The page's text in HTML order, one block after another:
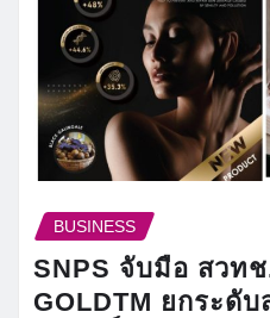
BUSINESS
SNPS จับมือ สวท
GOLDTM ยกระดั